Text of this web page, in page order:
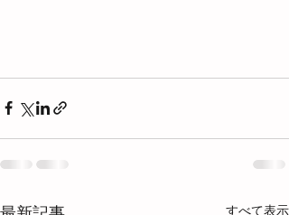
すべて表示